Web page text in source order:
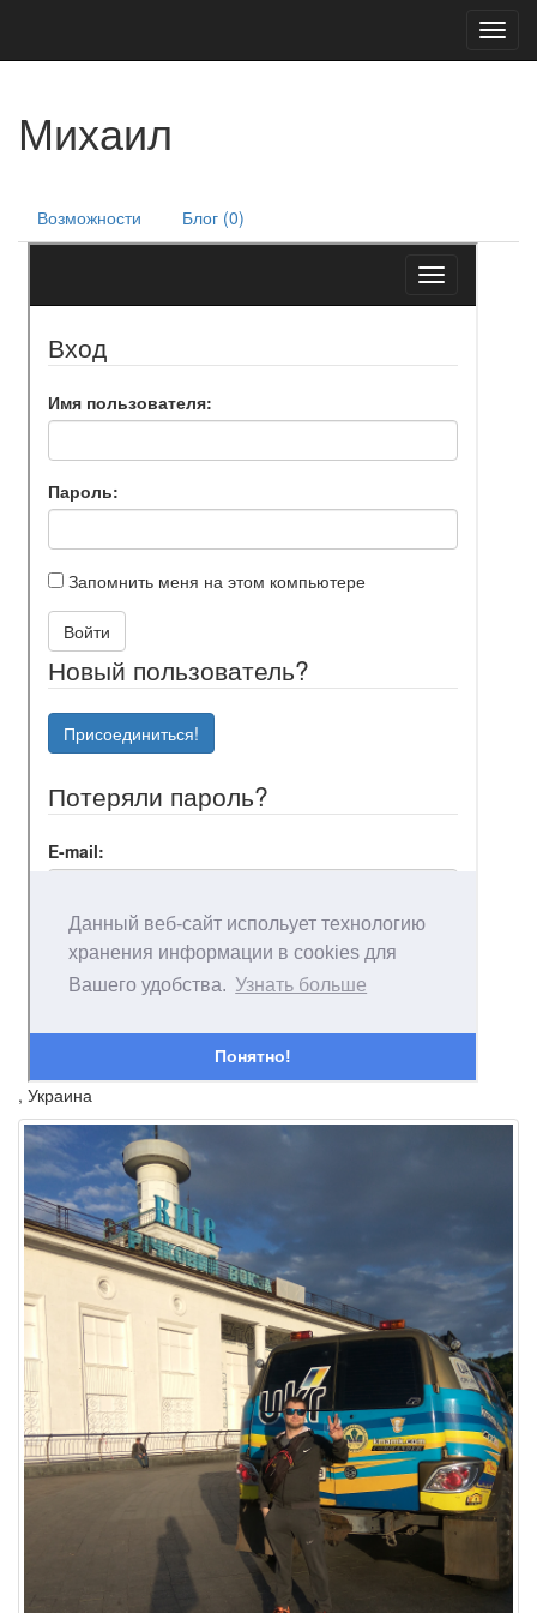
Михаил
Возможности Блог (0)
, Украина